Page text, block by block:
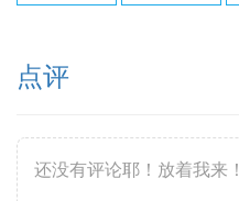
点评
还没有评论耶！放着我来！